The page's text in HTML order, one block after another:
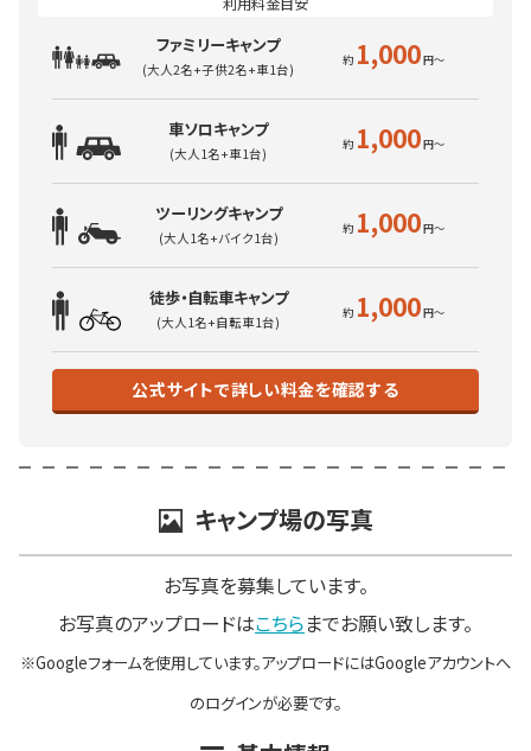
ファミリーキャンプ
(大人2名+子供2名+車1台) 1,000
車ソロキャンプ
(大人1名+車1台) 1,000
ツーリングキャンプ
(大人1名+バイク1台) 1,000
徒歩・自転車キャンプ
(大人1名+自転車1台) 1,000
公式サイトで詳しい料金を確認する
キャンプ場の写真
お写真を募集しています。
お写真のアップロードはこちらまでお願い致します。
※Googleフォームを使用しています。アップロードにはGoogleアカウントへ
のログインが必要です。